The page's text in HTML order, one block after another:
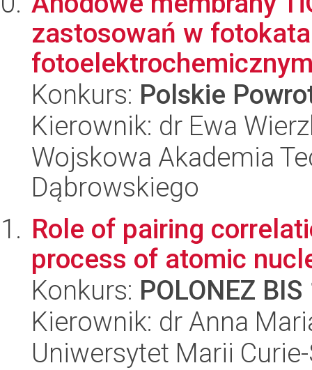
zastosowań w
Konkurs: Polskie
Kierownik: dr Ewa
Wojskowa Akademia
Dąbrowskiego
Role of pairing
process of atomic
Konkurs: POLONEZ BIS
Kierownik: dr Anna
Uniwersytet Marii